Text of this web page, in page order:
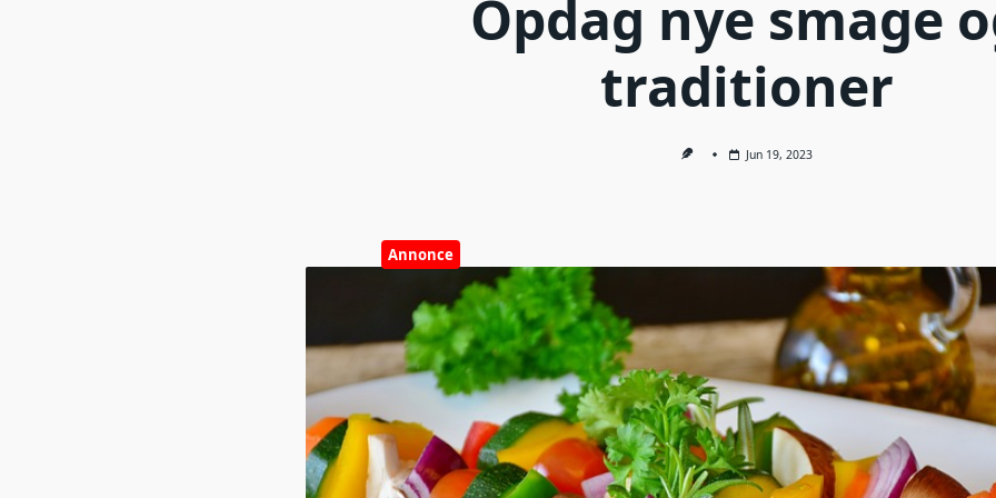
Opdag nye smage
traditioner
Jun 19, 2023
Annonce